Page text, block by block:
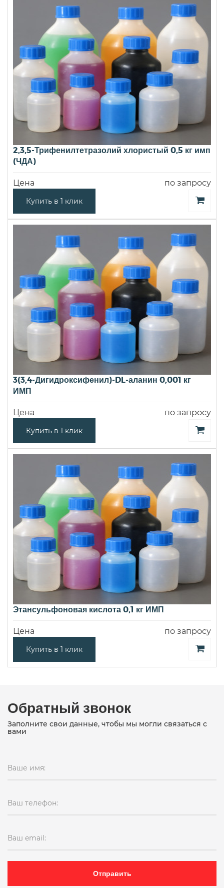
2,3,5-Трифенилтетразолий хлористый 0,5 кг имп
(ЧДА)
Цена по запросу
Купить в 1 клик
3(3,4-Дигидроксифенил)-DL-аланин 0,001 кг
ИМП
Цена по запросу
Купить в 1 клик
Этансульфоновая кислота 0,1 кг ИМП
Цена по запросу
Купить в 1 клик
Обратный звонок
Заполните свои данные, чтобы мы могли связаться с
вами
Ваше имя:
Ваш телефон:
Ваш email:
Отправить